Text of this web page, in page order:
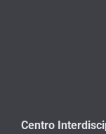
Centro